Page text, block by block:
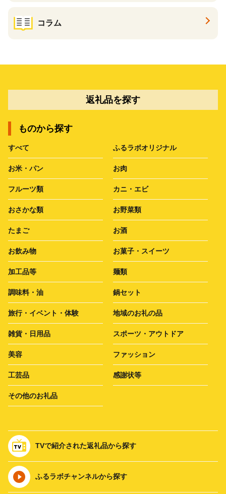
コラム
返礼品を探す
ものから探す
すべて ふるラボオリジナル
お米・パン お肉
フルーツ類 カニ・エビ
おさかな類 お野菜類
たまご お酒
お飲み物 お菓子・スイーツ
加工品等 麺類
調味料・油 鍋セット
旅行・イベント・体験 地域のお礼の品
雑貨・日用品 スポーツ・アウトドア
美容 ファッション
工芸品 感謝状等
その他のお礼品
TVで紹介された返礼品から探す
ふるラボチャンネルから探す